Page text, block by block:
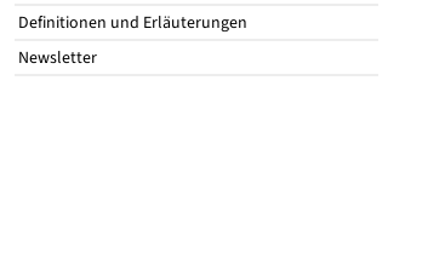
Definitionen und Erläuterungen
Newsletter